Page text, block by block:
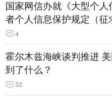
国家网信办就《大型个人
者个人信息保护规定（征
稿）》公开征求意见
4
霍尔木兹海峡谈判推进
到了什么？
32